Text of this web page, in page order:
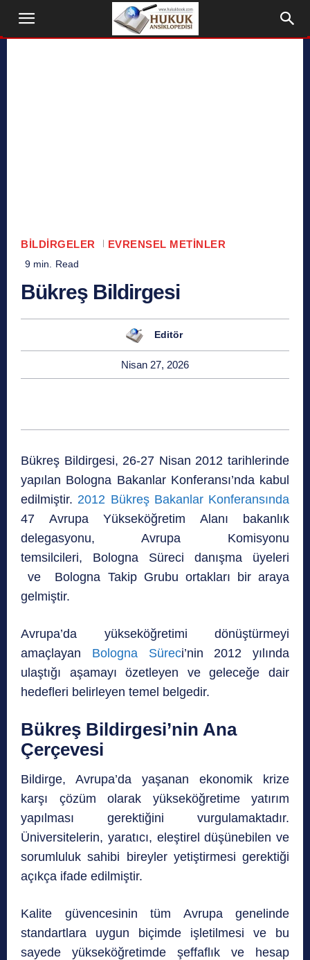
BILDIRGELER EVRENSEL METINLER
9 min. Read
Bükreş Bildirgesi
Editör
Nisan 27, 2026
Bükreş Bildirgesi, 26-27 Nisan 2012 tarihlerinde
yapılan Bologna Bakanlar Konferansı’nda kabul
edilmiştir. 2012 Bükreş Bakanlar Konferansında
47 Avrupa Yükseköğretim Alanı bakanlık
delegasyonu, Avrupa Komisyonu
temsilcileri, Bologna Süreci danışma üyeleri
ve Bologna Takip Grubu ortakları bir araya
gelmiştir.
Avrupa’da yükseköğretimi dönüştürmeyi
amaçlayan Bologna Süreci’nin 2012 yılında
ulaştığı aşamayı özetleyen ve geleceğe dair
hedefleri belirleyen temel belgedir.
Bükreş Bildirgesi’nin Ana
Çerçevesi
Bildirge, Avrupa’da yaşanan ekonomik krize
karşı çözüm olarak yükseköğretime yatırım
yapılması gerektiğini vurgulamaktadır.
Üniversitelerin, yaratıcı, eleştirel düşünebilen ve
sorumluluk sahibi bireyler yetiştirmesi gerektiği
açıkça ifade edilmiştir.
Kalite güvencesinin tüm Avrupa genelinde
standartlara uygun biçimde işletilmesi ve bu
sayede yükseköğretimde şeffaflık ve hesap